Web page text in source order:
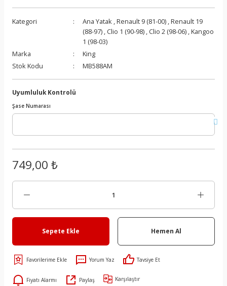
Kategori Ana Yatak ,Renault 9 (81-00) ,Renault 19
(88-97) , Clio 1 (90-98) , Clio 2 (98-06) ,Kangoo
1 (98-03)
Marka
King
Stok Kodu
MB588AM
Uyumluluk Kontrolü
Şase Numarası
749,00 ₺
Sepete Ekle Hemen Al
Yorum Yaz Tavsiye Et
Fiyatı Alarmı Paylaş Karşılaştır